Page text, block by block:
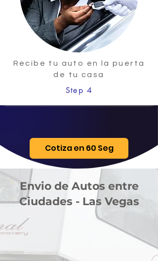
Recibe tu auto en la puerta
de tu casa
Step 4
Cotiza en 60 Seg
Envio de Autos entre
Ciudades - Las Vegas